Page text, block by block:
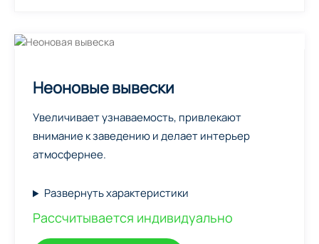
Неоновые вывески
Увеличивает узнаваемость, привлекают
внимание к заведению и делает интерьер
атмосфернее.
Развернуть характеристики
Рассчитывается индивидуально